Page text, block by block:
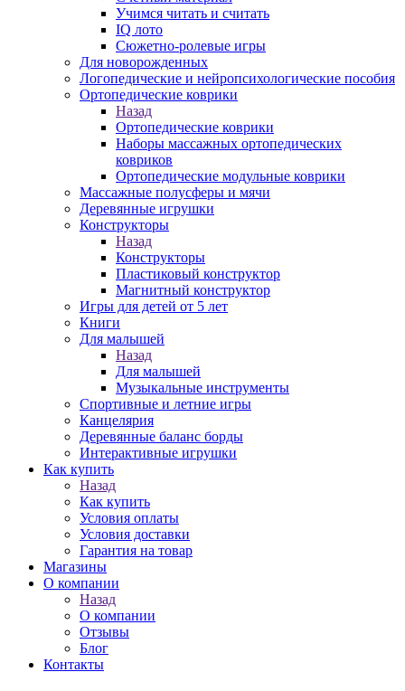
Учимся читать и считать
IQ лото
Сюжетно-ролевые игры
Для новорожденных
Логопедические и нейропсихологические пособия
Ортопедические коврики
Назад
Ортопедические коврики
Наборы массажных ортопедических
ковриков
Ортопедические модульные коврики
Массажные полусферы и мячи
Деревянные игрушки
Конструкторы
Назад
Конструкторы
Пластиковый конструктор
Магнитный конструктор
Игры для детей от 5 лет
Книги
Для малышей
Назад
Для малышей
Музыкальные инструменты
Спортивные и летние игры
Канцелярия
Деревянные баланс борды
Интерактивные игрушки
Как купить
Назад
Как купить
Условия оплаты
Условия доставки
Гарантия на товар
Магазины
О компании
Назад
О компании
Отзывы
Блог
Контакты